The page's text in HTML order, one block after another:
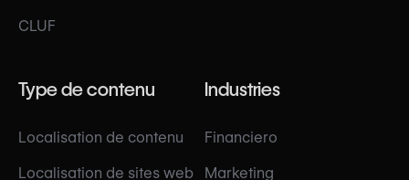
CLUF
Type de contenu
Localisation de contenu
Localisation de sites web
Industries
Financiero
Marketing